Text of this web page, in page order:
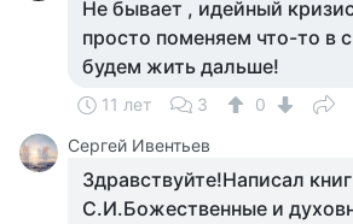
Не бывает , идейный
просто поменяем что-то в
будем жить дальше!
11 лет 3
0
Сергей Ивентьев
Здравствуйте!Написал
С.И.Божественные и